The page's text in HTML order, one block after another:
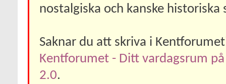
nostalgiska och kanske historiska
Saknar du att skriva i
Kentforumet - Ditt vardagsrum
2.0.